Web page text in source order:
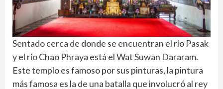
Sentado cerca de donde se encuentran el río Pasak
y el río Chao Phraya está el Wat Suwan Dararam.
Este templo es famoso por sus pinturas, la pintura
más famosa es la de una batalla que involucró al rey